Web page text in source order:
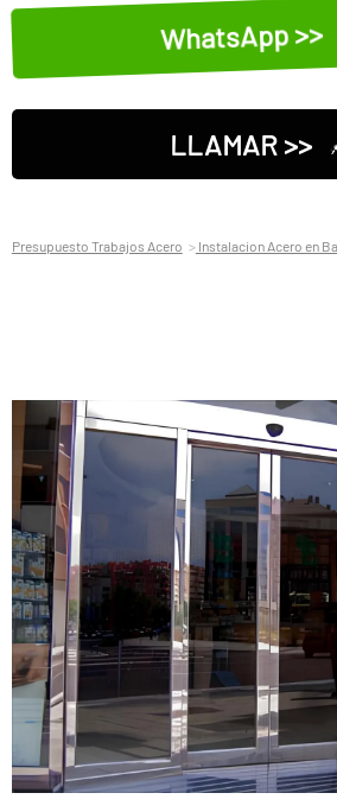
WhatsApp >>
LLAMAR >>
Presupuesto Trabajos Acero Instalacion Acero en